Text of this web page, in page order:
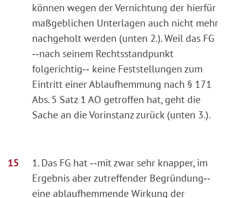
können wegen der Vernichtung der hierfür
maßgeblichen Unterlagen auch nicht mehr
nachgeholt werden (unten 2.). Weil das FG
‑‑nach seinem Rechtsstandpunkt
folgerichtig‑‑ keine Feststellungen zum
Eintritt einer Ablaufhemmung nach § 171
Abs. 5 Satz 1 AO getroffen hat, geht die
Sache an die Vorinstanz zurück (unten 3.).
1. Das FG hat ‑‑mit zwar sehr knapper, im
Ergebnis aber zutreffender Begründung‑‑
eine ablaufhemmende Wirkung der